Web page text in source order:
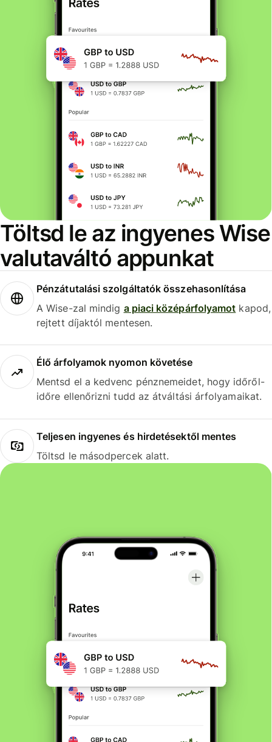
Töltsd le az ingyenes Wise
valutaváltó appunkat
Pénzátutalási szolgáltatók összehasonlítása
A Wise-zal mindig a piaci középárfolyamot kapod,
rejtett díjaktól mentesen.
Élő árfolyamok nyomon követése
Mentsd el a kedvenc pénznemeidet, hogy időről-
időre ellenőrizni tudd az átváltási árfolyamaikat.
Teljesen ingyenes és hirdetésektől mentes
Töltsd le másodpercek alatt.